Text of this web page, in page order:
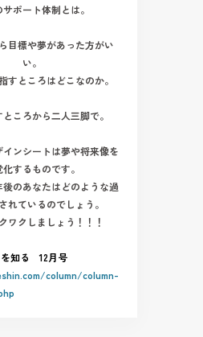
ポート体制とは。
目標や夢があった方がい
い。
すところはどこなのか。
ころから二人三脚で。
インシートは夢や将来像を
するものです。
後のあなたはどのような過
れているのでしょう。
ワクしましょう！！！
を知る 12月号
column/column-